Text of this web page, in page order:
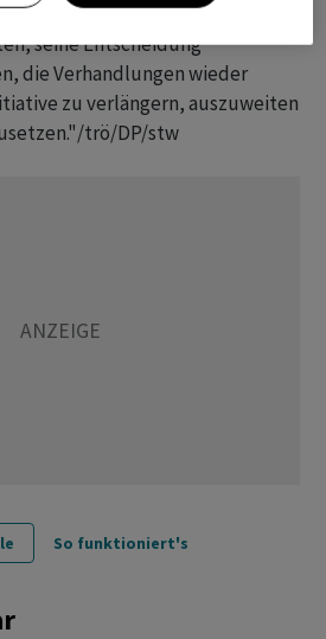
zusammenkommen und
seine Entscheidung
die Verhandlungen wieder
zu verlängern, auszuweiten
trö/DP/stw
So funktioniert's